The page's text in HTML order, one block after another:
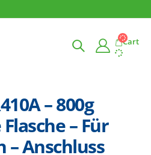
Cart
– 800g
– Für
– Anschluss